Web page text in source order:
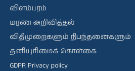
விளம்பரம்
மரண அறிவித்தல்
விதிமுறைகளும் நிபந்தனைகளும்
தனியுரிமைக் கொள்கை
GDPR Privacy policy